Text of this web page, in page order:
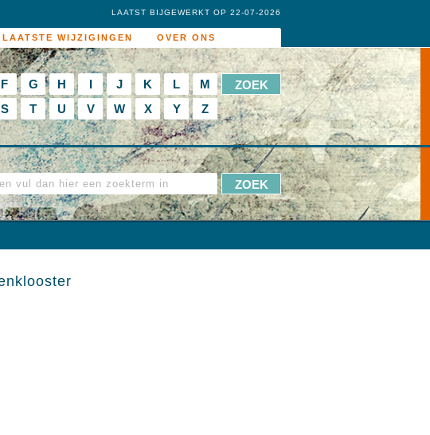
LAATSTE WIJZIGINGEN OVER ONS
LAATST BIJGEWERKT OP 22-07-2026
F G H I J K L
M
S T U V W X Y Z